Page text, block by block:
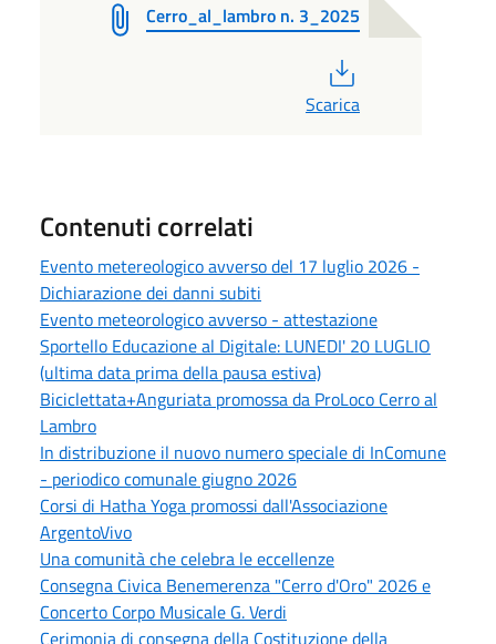
Cerro_al_lambro n. 3_2025
Scarica
Contenuti correlati
Evento metereologico avverso del 17 luglio 2026 -
Dichiarazione dei danni subiti
Evento meteorologico avverso - attestazione
Sportello Educazione al Digitale: LUNEDI' 20 LUGLIO
(ultima data prima della pausa estiva)
Biciclettata+Anguriata promossa da ProLoco Cerro al
Lambro
In distribuzione il nuovo numero speciale di InComune
- periodico comunale giugno 2026
Corsi di Hatha Yoga promossi dall'Associazione
ArgentoVivo
Una comunità che celebra le eccellenze
Consegna Civica Benemerenza "Cerro d'Oro" 2026 e
Concerto Corpo Musicale G. Verdi
Cerimonia di consegna della Costituzione della